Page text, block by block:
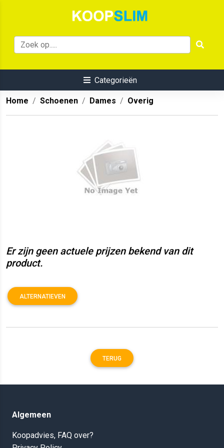
Categorieën
Home Schoenen Dames Overig
Er zijn geen actuele prijzen bekend van dit
product.
ALTERNATIEVEN
TERUG
Algemeen
Koopadvies, FAQ over?